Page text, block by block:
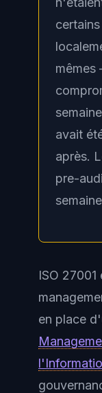
mêmes
avait
après.
pre-
ISO
en place